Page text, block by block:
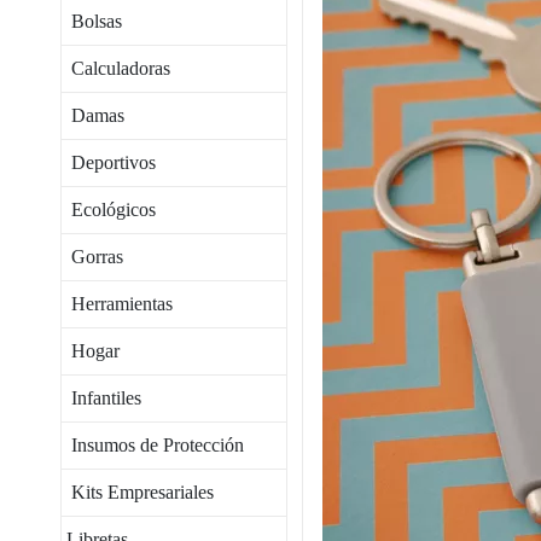
Bolsas
Calculadoras
Damas
Deportivos
Ecológicos
Gorras
Herramientas
Hogar
Infantiles
Insumos de Protección
Kits Empresariales